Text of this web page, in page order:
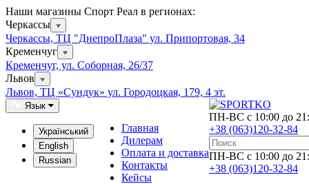
Наши магазины Спорт Реал в регионах:
Черкассы
Черкассы, ТЦ "ДнепроПлаза" ул. Припортовая, 34
Кременчуг
Кременчуг, ул. Соборная, 26/37
Львов
Львов, ТЦ «Сундук» ул. Городоцкая, 179, 4 эт.
Язык
Український
English
Russian
Главная
Дилерам
Оплата и доставка
Контакты
Кейсы
ПН-ВС с 10:00 до
+38 (063)120-32-84
ПН-ВС с 10:00 до
+38 (063)120-32-84